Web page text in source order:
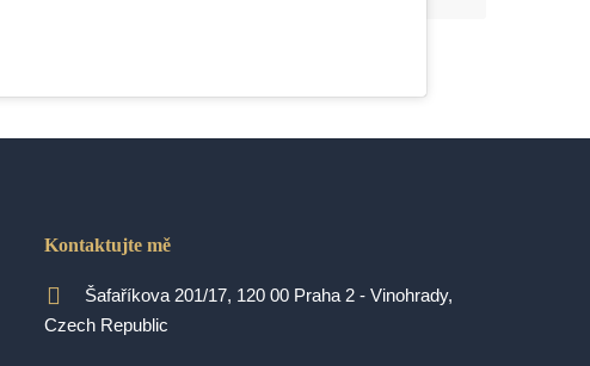
Kontaktujte mě
Šafaříkova 201/17, 120 00 Praha 2 - Vinohrady,
Czech Republic